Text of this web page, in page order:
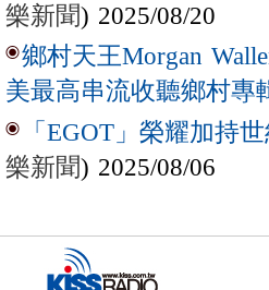
樂新聞) 2025/08/20
鄉村天王Morgan
美最高串流收聽鄉村專
「EGOT」榮耀加持
樂新聞) 2025/08/06